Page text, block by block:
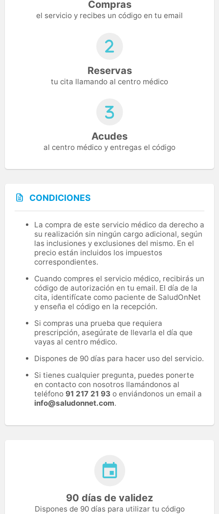
Compras
el servicio y recibes un código en tu email
Reservas
tu cita llamando al centro médico
Acudes
al centro médico y entregas el código
CONDICIONES
La compra de este servicio médico da derecho a
su realización sin ningún cargo adicional, según
las inclusiones y exclusiones del mismo. En el
precio están incluidos los impuestos
correspondientes.
Cuando compres el servicio médico, recibirás un
código de autorización en tu email. El día de la
cita, identifícate como paciente de SaludOnNet
y enseña el código en la recepción.
Si compras una prueba que requiera
prescripción, asegúrate de llevarla el día que
vayas al centro médico.
Dispones de 90 días para hacer uso del servicio.
Si tienes cualquier pregunta, puedes ponerte
en contacto con nosotros llamándonos al
teléfono 91 217 21 93 o enviándonos un email a
info@saludonnet.com.
90 días de validez
Dispones de 90 días para utilizar tu código